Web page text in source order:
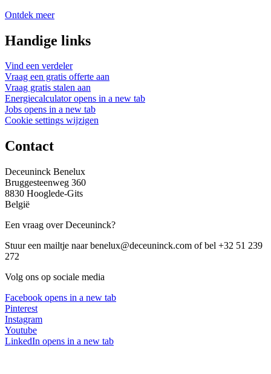
Ontdek meer
Handige links
Vind een verdeler
Vraag een gratis offerte aan
Vraag gratis stalen aan
Energiecalculator opens in a new tab
Jobs opens in a new tab
Cookie settings wijzigen
Contact
Deceuninck Benelux
Bruggesteenweg 360
8830 Hooglede-Gits
België
Een vraag over Deceuninck?
Stuur een mailtje naar benelux@deceuninck.com of bel +32 51 239
272
Volg ons op sociale media
Facebook opens in a new tab
Pinterest
Instagram
Youtube
LinkedIn opens in a new tab